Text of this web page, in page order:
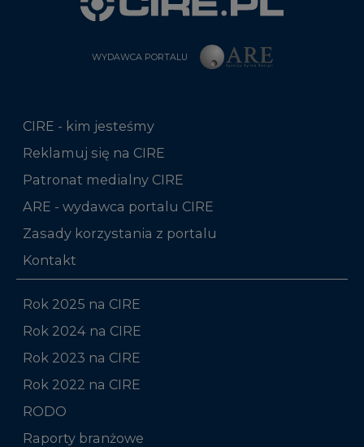
WYDAWCA PORTALU
CIRE - kim jesteśmy
Reklamuj się na CIRE
Patronat medialny CIRE
ARE - wydawca portalu CIRE
Zasady korzystania z portalu
Kontakt
Rok 2025 na CIRE
Rok 2024 na CIRE
Rok 2023 na CIRE
Rok 2022 na CIRE
RODO
Raporty branżowe